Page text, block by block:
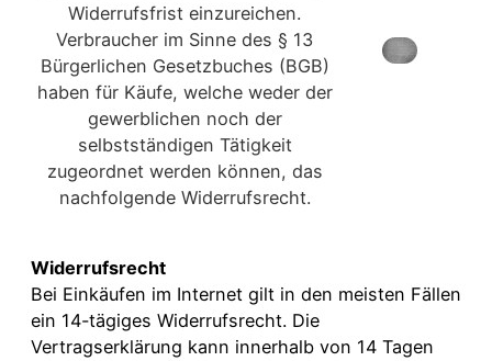
Widerrufsfrist einzureichen.
Verbraucher im Sinne des § 13
Bürgerlichen Gesetzbuches (BGB)
haben für Käufe, welche weder der
gewerblichen noch der
selbstständigen Tätigkeit
zugeordnet werden können, das
nachfolgende Widerrufsrecht.
Widerrufsrecht
Bei Einkäufen im Internet gilt in den meisten Fällen
ein 14-tägiges Widerrufsrecht. Die
Vertragserklärung kann innerhalb von 14 Tagen